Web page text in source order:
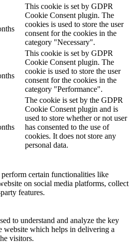
This cookie is set by GDPR
Cookie Consent plugin. The
cookies is used to store the user
consent for the cookies in the
category "Necessary".
This cookie is set by GDPR
Cookie Consent plugin. The
cookie is used to store the user
consent for the cookies in the
category "Performance".
The cookie is set by the GDPR
Cookie Consent plugin and is
used to store whether or not user
has consented to the use of
cookies. It does not store any
personal data.
certain functionalities like
on social media platforms, collect
features.
to understand and analyze the key
website which helps in delivering a
visitors.